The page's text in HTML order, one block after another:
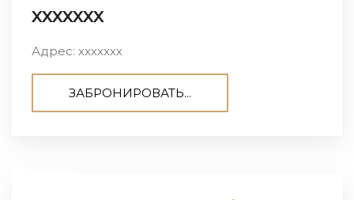
ххххххх
Адрес: ххххххх
ЗАБРОНИРОВАТЬ...